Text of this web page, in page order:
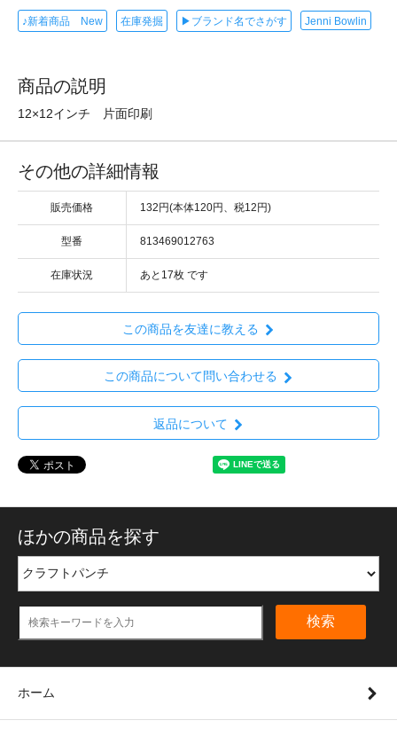
♪新着商品 New 在庫発掘 ▶ブランド名でさがす Jenni Bowlin
商品の説明
12×12インチ 片面印刷
その他の詳細情報
販売価格 132円(本体120円、税12円)
型番 813469012763
在庫状況 あと17枚 です
この商品を友達に教える
この商品について問い合わせる
返品について
ほかの商品を探す
検索
ホーム